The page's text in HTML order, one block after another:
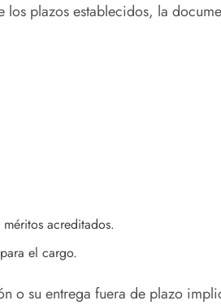
los plazos establecidos, la
acreditados.
el cargo.
o su entrega fuera de plazo